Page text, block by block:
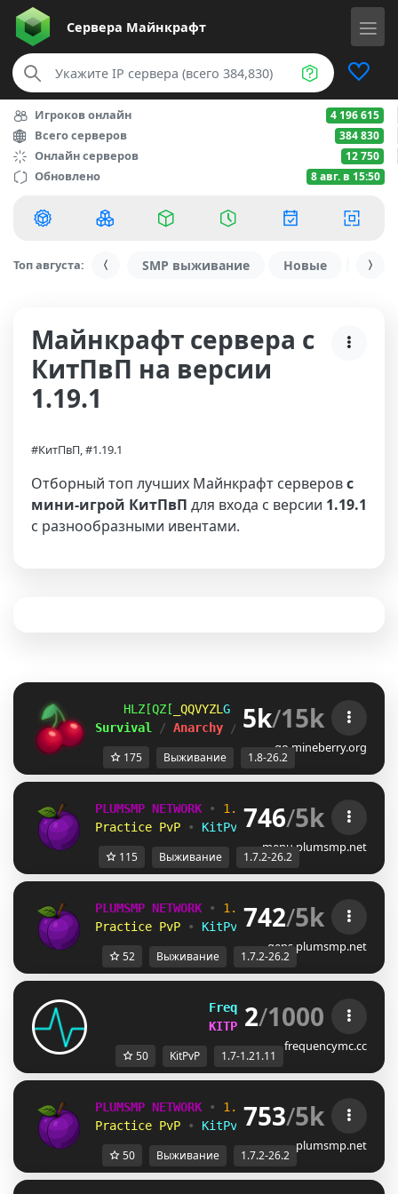
Сервера Майнкрафт
Игроков онлайн 4 196 615
Всего серверов 384 830
Онлайн серверов 12 750
Обновлено 8 авг. в 15:50
Топ августа: SMP выживание Новые С
Майнкрафт сервера с
КитПвП на версии
1.19.1
#КитПвП, #1.19.1
Отборный топ лучших Майнкрафт серверовс
мини-игрой КитПвП для входа с версии 1.19.1
с разнообразными ивентами.
TIE@OLC VNTNUCY O ＭＩＮＥＢＥＲＲＹ
Survival
/ Anarchy / BedWars / SkyWars
5k/15k
go.mineberry.org
175 Выживание 1.8-26.2
PLUMSMP NETWORK • 1.7.2 ➜ 26.2
Practice PvP
• KitPvP • Lifesteal
746/5k
menu.plumsmp.net
115 Выживание 1.7.2-26.2
PLUMSMP NETWORK • 1.7.2 ➜ 26.2
Practice PvP
• KitPvP • Lifesteal
742/5k
gens.plumsmp.net
52 Выживание 1.7.2-26.2
FrequencyMC
[1.7-1.21.11]
KITPVP AND CHALLENGES
2/1000
frequencymc.cc
50 KitPvP 1.7-1.21.11
PLUMSMP NETWORK • 1.7.2 ➜ 26.2
Practice PvP
• KitPvP • Lifesteal
753/5k
plumsmp.net
50 Выживание 1.7.2-26.2